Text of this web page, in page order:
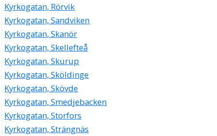
Kyrkogatan, Rörvik
Kyrkogatan, Sandviken
Kyrkogatan, Skanör
Kyrkogatan, Skellefteå
Kyrkogatan, Skurup
Kyrkogatan, Sköldinge
Kyrkogatan, Skövde
Kyrkogatan, Smedjebacken
Kyrkogatan, Storfors
Kyrkogatan, Strängnäs